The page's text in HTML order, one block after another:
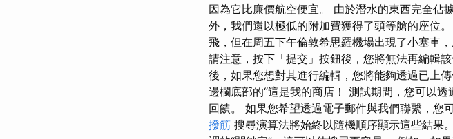
因為它比廉價航空便宜。 由於潛水的東西完全佔
外，我們還以極低的附加費獲得了頭等艙的座位
飛，但在周五下午倫敦希思羅機場出現了小塞車
請注意，按下「提交」按鈕後，您將無法再編輯
後，如果您想對其進行編輯，您將能夠透過已上
邊欄底部的“這是我的商店！ 測試期間，您可以
回饋。 如果您希望透過電子郵件與我們聯繫，
撥筋 搜尋演算法將始終以隨機順序顯示這些結果